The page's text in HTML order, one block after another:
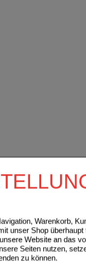
Warenkorb,
unser Shop
Website an das
Seiten nutzen,
zu können.